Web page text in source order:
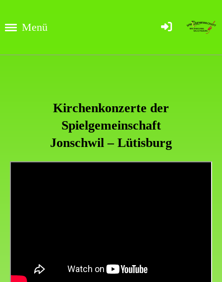
Menü
Kirchenkonzerte der
Spielgemeinschaft
Jonschwil – Lütisburg